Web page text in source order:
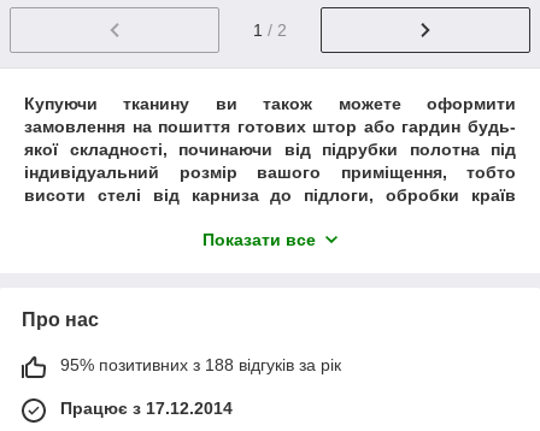
1 / 2
Купуючи тканину ви також можете оформити
замовлення на пошиття готових штор або гардин будь-
якої складності, починаючи від підрубки полотна під
індивідуальний розмір вашого приміщення, тобто
висоти стелі від карниза до підлоги, обробки країв
певний вид складок або на люверси (кільця) або
виконаємо ваші замовлення за наданою вами
становлять 6 грн за м. п. рядки.
Тобто 2 штори по 1,5 м вам обійдуться в 165 грн, по 2 м
в 190 грн, за 2,5 м 210 грн, по 3 м у 280 грн.
Показати все
Про нас
95% позитивних з 188 відгуків за рік
Працює з 17.12.2014